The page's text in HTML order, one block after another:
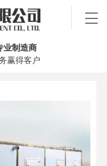
业制造商
赢得客户